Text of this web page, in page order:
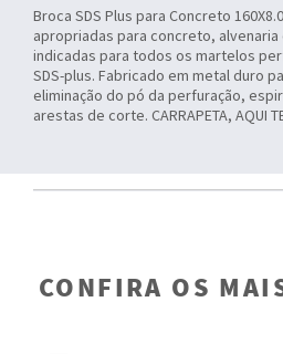
Broca SDS Plus para Concreto
apropriadas para concreto,
indicadas para todos os martelos
SDS-plus. Fabricado em metal duro
eliminação do pó da perfuração,
arestas de corte. CARRAPETA, AQUI
CONFIRA OS